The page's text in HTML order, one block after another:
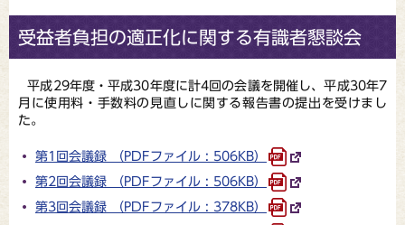
受益者負担の適正化に関する有識者懇談会
平成29年度・平成30年度に計4回の会議を開催し、平成30年7
月に使用料・手数料の見直しに関する報告書の提出を受けまし
た。
第1回会議録 （PDFファイル : 506KB）
第2回会議録 （PDFファイル : 506KB）
第3回会議録 （PDFファイル : 378KB）